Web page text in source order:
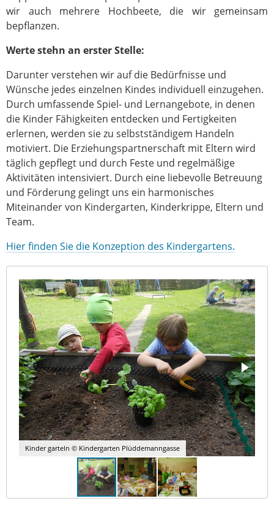
wir auch mehrere Hochbeete, die wir gemeinsam
bepflanzen.
Werte stehn an erster Stelle:
Darunter verstehen wir auf die Bedürfnisse und
Wünsche jedes einzelnen Kindes individuell einzugehen.
Durch umfassende Spiel- und Lernangebote, in denen
die Kinder Fähigkeiten entdecken und Fertigkeiten
erlernen, werden sie zu selbstständigem Handeln
motiviert. Die Erziehungspartnerschaft mit Eltern wird
täglich gepflegt und durch Feste und regelmäßige
Aktivitäten intensiviert. Durch eine liebevolle Betreuung
und Förderung gelingt uns ein harmonisches
Miteinander von Kindergarten, Kinderkrippe, Eltern und
Team.
Hier finden Sie die Konzeption des Kindergartens.
Kinder garteln © Kindergarten Plüddemanngasse